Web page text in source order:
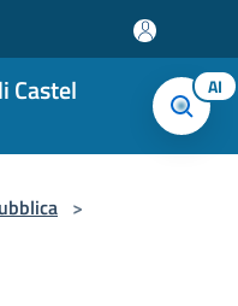
Castel AI
>